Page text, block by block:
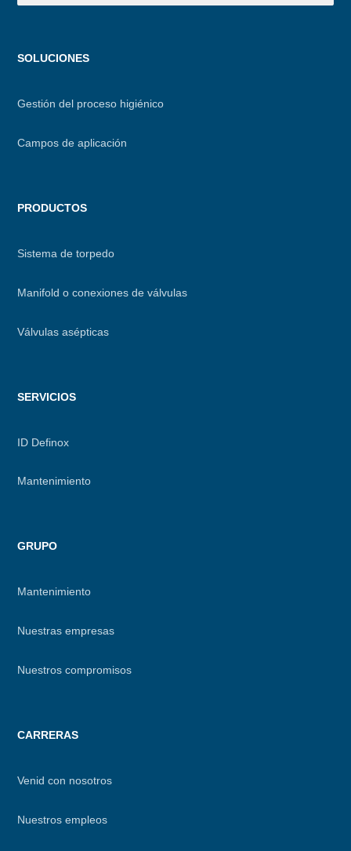
Menu
SOLUCIONES
Gestión del proceso higiénico
Campos de aplicación
PRODUCTOS
Sistema de torpedo
Manifold o conexiones de válvulas
Válvulas asépticas
SERVICIOS
ID Definox
Mantenimiento
GRUPO
Mantenimiento
Nuestras empresas
Nuestros compromisos
CARRERAS
Venid con nosotros
Nuestros empleos